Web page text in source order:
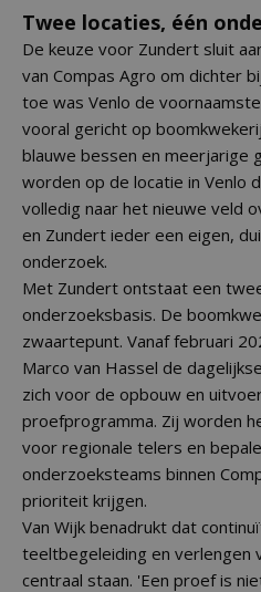
Twee locaties, één
De keuze voor Zundert sluit
van Compas Agro om dichter
toe was Venlo de
vooral gericht op
blauwe bessen en meerjarige
worden op de locatie in Venlo
volledig naar het nieuwe veld
en Zundert ieder een eigen,
onderzoek.
Met Zundert ontstaat een
onderzoeksbasis. De
zwaartepunt. Vanaf februari
Marco van Hassel de
zich voor de opbouw en
proefprogramma. Zij worden
voor regionale telers en
onderzoeksteams binnen
prioriteit krijgen.
Van Wijk benadrukt dat
teeltbegeleiding en verlengen
centraal staan. 'Een proef is